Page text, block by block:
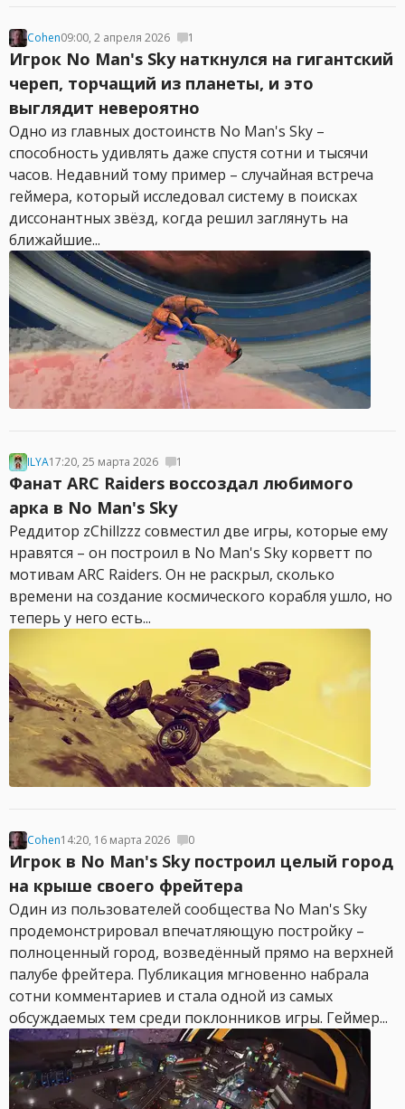
Cohen09:00, 2 апреля 2026 1
Игрок No Man's Sky наткнулся на гигантский
череп, торчащий из планеты, и это
выглядит невероятно
Одно из главных достоинств No Man's Sky –
способность удивлять даже спустя сотни и тысячи
часов. Недавний тому пример – случайная встреча
геймера, который исследовал систему в поисках
диссонантных звёзд, когда решил заглянуть на
ближайшие...
ILYA17:20, 25 марта 2026 1
Фанат ARC Raiders воссоздал любимого
арка в No Man's Sky
Реддитор zChillzzz совместил две игры, которые ему
нравятся – он построил в No Man's Sky корветт по
мотивам ARC Raiders. Он не раскрыл, сколько
времени на создание космического корабля ушло, но
теперь у него есть...
Cohen14:20, 16 марта 2026 0
Игрок в No Man's Sky построил целый город
на крыше своего фрейтера
Один из пользователей сообщества No Man's Sky
продемонстрировал впечатляющую постройку –
полноценный город, возведённый прямо на верхней
палубе фрейтера. Публикация мгновенно набрала
сотни комментариев и стала одной из самых
обсуждаемых тем среди поклонников игры. Геймер...